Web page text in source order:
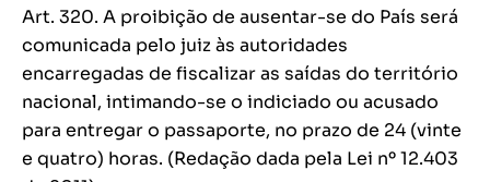
Art. 320. A proibição de ausentar-se do País será
comunicada pelo juiz às autoridades
encarregadas de fiscalizar as saídas do território
nacional, intimando-se o indiciado ou acusado
para entregar o passaporte, no prazo de 24 (vinte
e quatro) horas. (Redação dada pela Lei nº 12.403